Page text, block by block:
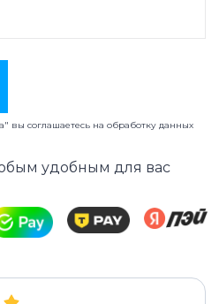
вы соглашаетесь на обработку данных
удобным для вас